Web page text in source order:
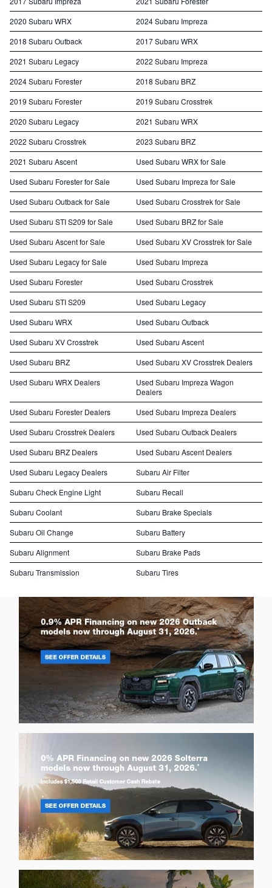
2020 Subaru WRX
2024 Subaru Impreza
2018 Subaru Outback
2017 Subaru WRX
2021 Subaru Legacy
2022 Subaru Impreza
2024 Subaru Forester
2018 Subaru BRZ
2019 Subaru Forester
2019 Subaru Crosstrek
2020 Subaru Legacy
2021 Subaru WRX
2022 Subaru Crosstrek
2023 Subaru BRZ
2021 Subaru Ascent
Used Subaru WRX for Sale
Used Subaru Forester for Sale
Used Subaru Impreza for Sale
Used Subaru Outback for Sale
Used Subaru Crosstrek for Sale
Used Subaru STI S209 for Sale
Used Subaru BRZ for Sale
Used Subaru Ascent for Sale
Used Subaru XV Crosstrek for Sale
Used Subaru Legacy for Sale
Used Subaru Impreza
Used Subaru Forester
Used Subaru Crosstrek
Used Subaru STI S209
Used Subaru Legacy
Used Subaru WRX
Used Subaru Outback
Used Subaru XV Crosstrek
Used Subaru Ascent
Used Subaru BRZ
Used Subaru XV Crosstrek Dealers
Used Subaru WRX Dealers
Used Subaru Impreza Wagon
Dealers
Used Subaru Forester Dealers
Used Subaru Impreza Dealers
Used Subaru Crosstrek Dealers
Used Subaru Outback Dealers
Used Subaru BRZ Dealers
Used Subaru Ascent Dealers
Used Subaru Legacy Dealers
Subaru Air Filter
Subaru Check Engine Light
Subaru Recall
Subaru Coolant
Subaru Brake Specials
Subaru Oil Change
Subaru Battery
Subaru Alignment
Subaru Brake Pads
Subaru Transmission
Subaru Tires